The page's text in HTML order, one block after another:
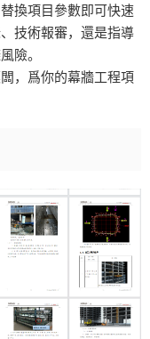
換項目參數即可快速
技術報審，還是指導
險。
，爲你的幕牆工程項